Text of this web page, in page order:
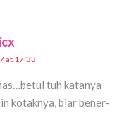
at 17:33
tuh katanya
kotaknya, biar bener-